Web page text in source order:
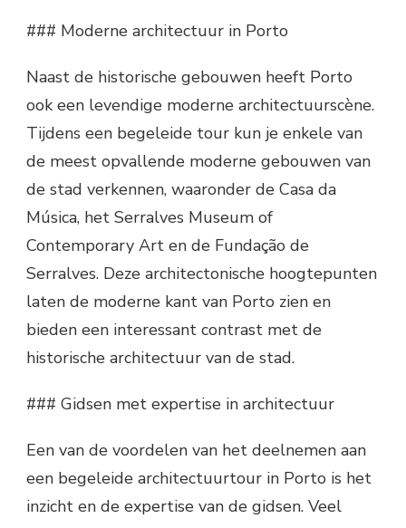
### Moderne architectuur in Porto
Naast de historische gebouwen heeft Porto
ook een levendige moderne architectuurscène.
Tijdens een begeleide tour kun je enkele van
de meest opvallende moderne gebouwen van
de stad verkennen, waaronder de Casa da
Música, het Serralves Museum of
Contemporary Art en de Fundação de
Serralves. Deze architectonische hoogtepunten
laten de moderne kant van Porto zien en
bieden een interessant contrast met de
historische architectuur van de stad.
### Gidsen met expertise in architectuur
Een van de voordelen van het deelnemen aan
een begeleide architectuurtour in Porto is het
inzicht en de expertise van de gidsen. Veel